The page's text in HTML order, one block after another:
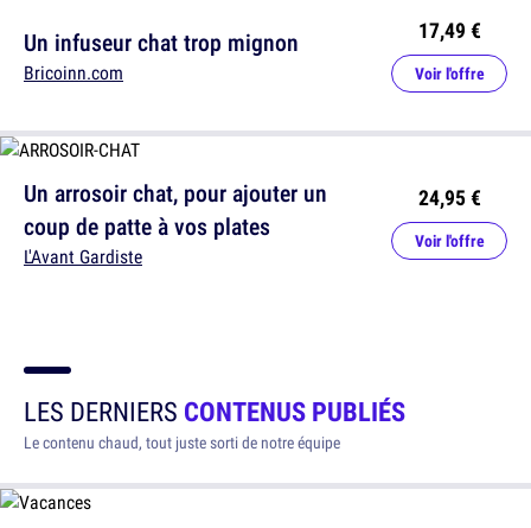
Un infuseur chat trop mignon
Bricoinn.com
17,49 €
Voir l'offre
Un arrosoir chat, pour ajouter un
coup de patte à vos plates
L'Avant Gardiste
24,95 €
Voir l'offre
LES DERNIERS CONTENUS PUBLIÉS
Le contenu chaud, tout juste sorti de notre équipe